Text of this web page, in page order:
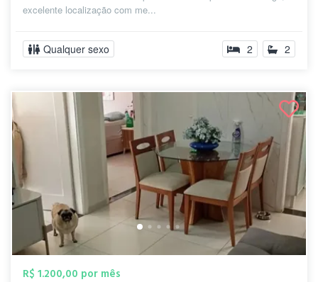
excelente localização com me...
Qualquer sexo 2 2
R$ 1.200,00 por mês